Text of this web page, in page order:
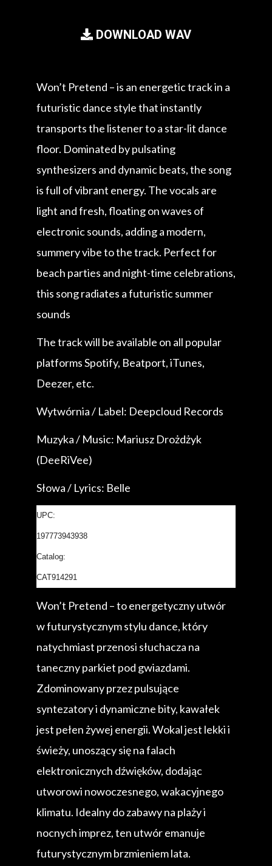
DOWNLOAD WAV
Won’t Pretend – is an energetic track in a
futuristic dance style that instantly
transports the listener to a star-lit dance
floor. Dominated by pulsating
synthesizers and dynamic beats, the song
is full of vibrant energy. The vocals are
light and fresh, floating on waves of
electronic sounds, adding a modern,
summery vibe to the track. Perfect for
beach parties and night-time celebrations,
this song radiates a futuristic summer
sounds
The track will be available on all popular
platforms Spotify, Beatport, iTunes,
Deezer, etc.
Wytwórnia / Label: Deepcloud Records
Muzyka / Music: Mariusz Drożdżyk
(DeeRiVee)
Słowa / Lyrics: Belle
UPC:
197773943938
Catalog:
CAT914291
Won’t Pretend – to energetyczny utwór
w futurystycznym stylu dance, który
natychmiast przenosi słuchacza na
taneczny parkiet pod gwiazdami.
Zdominowany przez pulsujące
syntezatory i dynamiczne bity, kawałek
jest pełen żywej energii. Wokal jest lekki i
świeży, unoszący się na falach
elektronicznych dźwięków, dodając
utworowi nowoczesnego, wakacyjnego
klimatu. Idealny do zabawy na plaży i
nocnych imprez, ten utwór emanuje
futurystycznym brzmieniem lata.